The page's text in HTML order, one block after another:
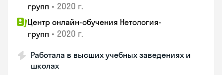
групп • 2020 г.
Центр онлайн-обучения Нетология-
групп • 2020 г.
Работала в высших учебных заведениях и
школах